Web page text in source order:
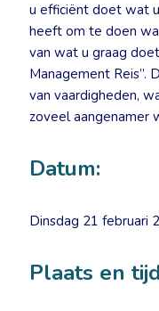
u efficiënt doet wat
heeft om te doen
van wat u graag
Management Reis”.
van vaardigheden,
zoveel aangenamer
Datum:
Dinsdag 21 februari
Plaats en